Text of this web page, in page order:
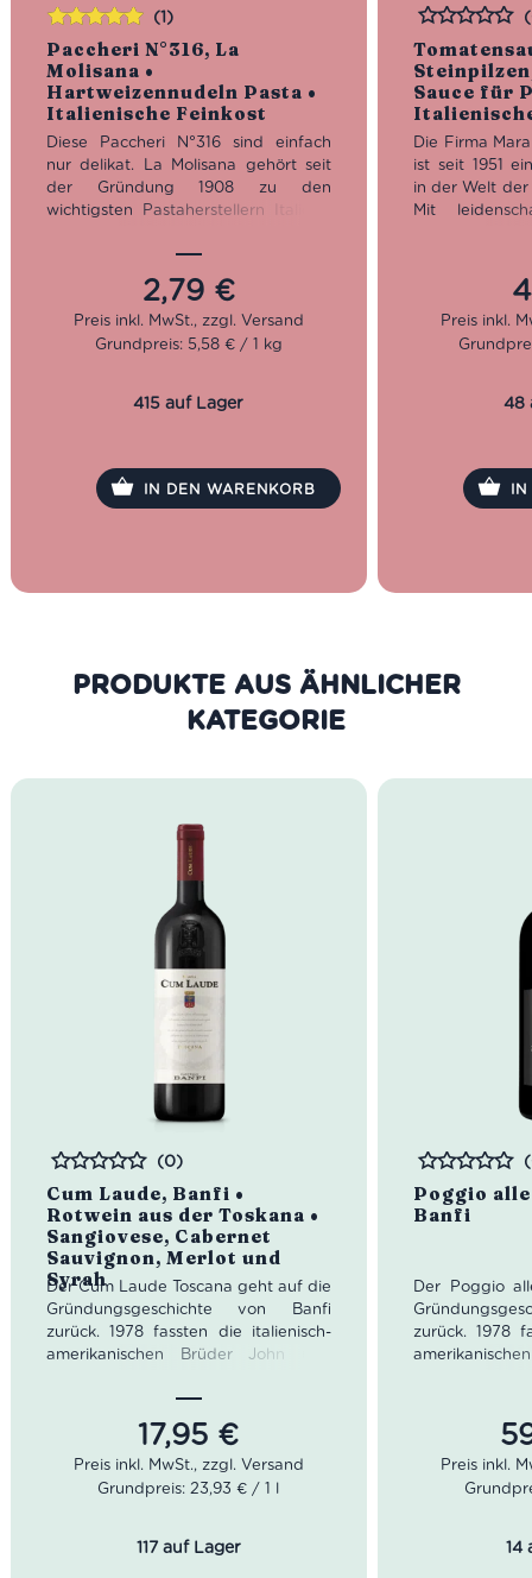
Paccheri N°316, La
Molisana •
Hartweizennudeln Pasta •
Italienische Feinkost
(1)
Diese Paccheri N°316 sind einfach
nur delikat. La Molisana gehört seit
der Gründung 1908 zu den
wichtigsten Pastaherstellern Italiens.
Unternehmen bereits in vierter
Generation von der Familie Ferro
Kochzeit: 12 Minuten
2,79 €
Bewertet
mit5.00von
5
Grundpreis: 5,58 € / 1 kg
415 auf Lager
IN DEN WARENKORB
Sauce für
Bewertet
Die Firma
ist seit 1951
in der Welt der
Mit
sowie feine
Insbesondere
Steinpilzen
Beliebtheit.
steht der
Auge für
der hohe
Tradition der
48
IN
PRODUKTE AUS DER GLEICHEN
KATEGORIE
Cum Laude, Banfi •
Rotwein aus der Toskana •
Sangiovese, Cabernet
Sauvignon, Merlot und
Syrah
Bewertet
(0)
Der Cum Laude Toscana geht auf die
Gründungsgeschichte von Banfi
zurück. 1978 fassten die italienisch-
amerikanischen Brüder John und
gemeinsames Weingut zu gründen.
Die beiden Brüder hatten von
Beginn an die Vorstellung eines
hochmodernen Weinguts. Der
renommierte Önologe Enzio Rivella
nährstoffreich und das Mikroklima
17,95 €
Grundpreis: 23,93 € / 1 l
117 auf Lager
Poggio
Banfi
Bewertet
Der Poggio
zurück. 1978
Die beiden
Beginn an
renommierte
14